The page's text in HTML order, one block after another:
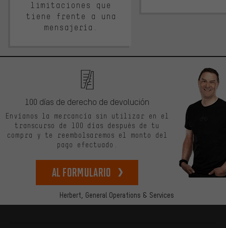
limitaciones que
tiene frente a una
mensajería.
Herbert, General Operations & Services
100 días de derecho de devolución
Envíanos la mercancía sin utilizar en el
transcurso de 100 días después de tu
compra y te reembolsaremos el monto del
pago efectuado.
Al formulario